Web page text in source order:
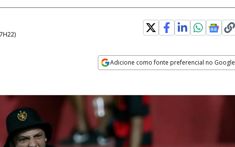
)
Adicione como fonte preferencial no Google